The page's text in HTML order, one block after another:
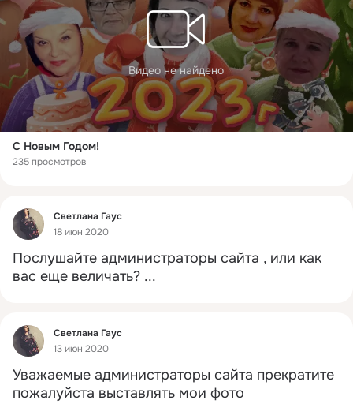
Видео не найдено
С Новым Годом!
235 просмотров
Фид
Светлана Гаус
18 июн 2020
Послушайте администраторы сайта , или как
вас еще величать? ...
Фид
Светлана Гаус
13 июн 2020
Уважаемые администраторы сайта прекратите
пожалуйста выставлять мои фото